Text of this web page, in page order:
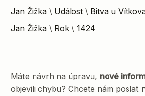
Jan Žižka \ Událost \ Bitva u
Jan Žižka \ Rok \1424
Máte návrh na úpravu, nové
objevili chybu? Chcete nám poslat